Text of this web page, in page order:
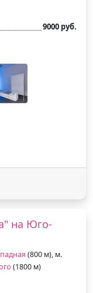
9000 руб.
на Юго-
(800 м), м.
(1800 м)